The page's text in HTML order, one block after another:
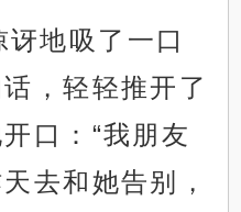
地吸了一口
，轻轻推开了
口：“我朋友
去和她告别，